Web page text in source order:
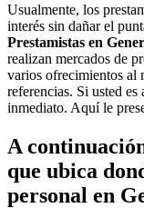
Usualmente, los
interés sin dañar el
Prestamistas en
realizan mercados de
varios ofrecimientos al
referencias. Si usted
inmediato. Aquí le
A
que ubica
personal en